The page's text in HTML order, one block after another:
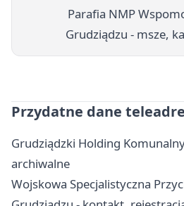
Parafia NMP
Grudziądzu - msze,
Przydatne dane
Grudziądzki Holding
archiwalne
Wojskowa Specjalistyczna